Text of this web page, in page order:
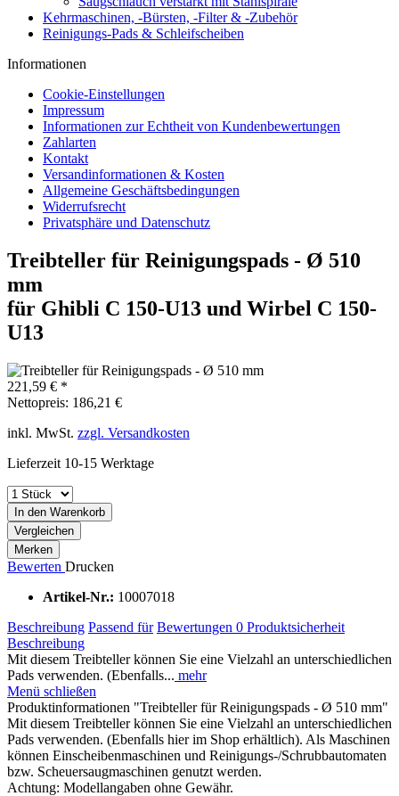
Kehrmaschinen, -Bürsten, -Filter & -Zubehör
Reinigungs-Pads & Schleifscheiben
Informationen
Cookie-Einstellungen
Impressum
Informationen zur Echtheit von Kundenbewertungen
Zahlarten
Kontakt
Versandinformationen & Kosten
Allgemeine Geschäftsbedingungen
Widerrufsrecht
Privatsphäre und Datenschutz
Treibteller für Reinigungspads - Ø 510
mm
für Ghibli C 150-U13 und Wirbel C 150-
U13
221,59 € *
Nettopreis: 186,21 €
inkl. MwSt. zzgl. Versandkosten
Lieferzeit 10-15 Werktage
In den Warenkorb
Vergleichen
Merken
Bewerten Drucken
Artikel-Nr.: 10007018
Beschreibung Passend für Bewertungen 0 Produktsicherheit
Beschreibung
Mit diesem Treibteller können Sie eine Vielzahl an unterschiedlichen
Pads verwenden. (Ebenfalls... mehr
Menü schließen
Produktinformationen "Treibteller für Reinigungspads - Ø 510 mm"
Mit diesem Treibteller können Sie eine Vielzahl an unterschiedlichen
Pads verwenden. (Ebenfalls hier im Shop erhältlich). Als Maschinen
können Einscheibenmaschinen und Reinigungs-/Schrubbautomaten
bzw. Scheuersaugmaschinen genutzt werden.
Achtung: Modellangaben ohne Gewähr.